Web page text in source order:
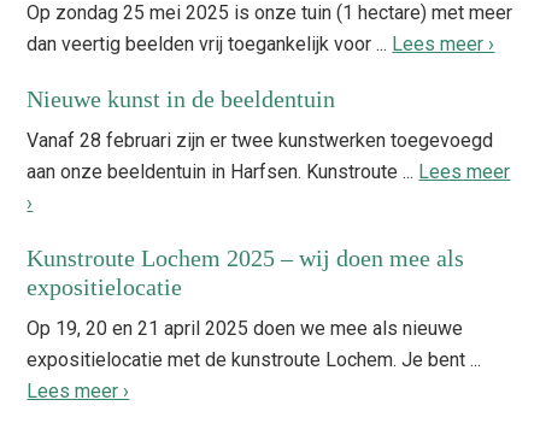
Op zondag 25 mei 2025 is onze tuin (1 hectare) met meer
dan veertig beelden vrij toegankelijk voor ... Lees meer ›
Nieuwe kunst in de beeldentuin
Vanaf 28 februari zijn er twee kunstwerken toegevoegd
aan onze beeldentuin in Harfsen. Kunstroute ... Lees meer
›
Kunstroute Lochem 2025 – wij doen mee als
expositielocatie
Op 19, 20 en 21 april 2025 doen we mee als nieuwe
expositielocatie met de kunstroute Lochem. Je bent ...
Lees meer ›